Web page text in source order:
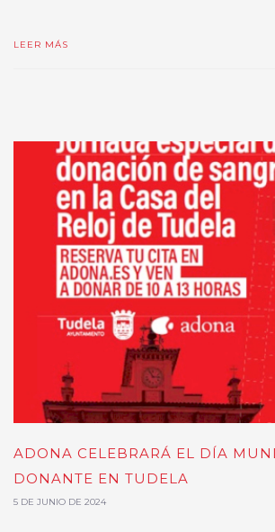
LEER MÁS
ADONA CELEBRARÁ EL DÍA
DONANTE EN TUDELA
5 DE JUNIO DE 2024